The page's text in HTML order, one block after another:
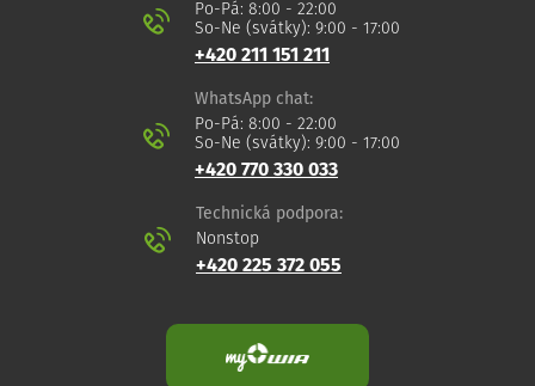
Po-Pá: 8:00 - 22:00
So-Ne (svátky): 9:00 - 17:00
+420 211 151 211
WhatsApp chat:
Po-Pá: 8:00 - 22:00
So-Ne (svátky): 9:00 - 17:00
+420 770 330 033
Technická podpora:
Nonstop
+420 225 372 055